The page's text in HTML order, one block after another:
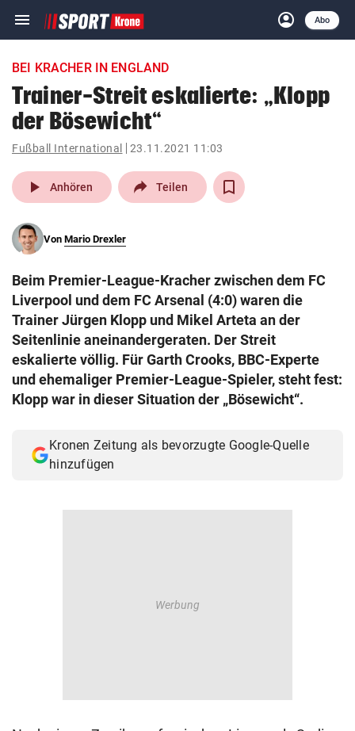
menu Navigation
ein-/ausklappen
account_circle
Anmelden
Abo
close Schließen
account_circle Anmelden
pin_drop
Wien arrow_right
search
eingeben
© Krone Multimedia GmbH & Co KG 2026
Muthgasse 2, 1190 Wien
BEI KRACHER IN ENGLAND
Trainer-Streit eskalierte: „Klopp
der Bösewicht“
Fußball International 23.11.2021 11:03
play_arrow Anhören Teilen
Von Mario Drexler
Beim Premier-League-Kracher zwischen dem FC
Liverpool und dem FC Arsenal (4:0) waren die
Trainer Jürgen Klopp und Mikel Arteta an der
Seitenlinie aneinandergeraten. Der Streit
eskalierte völlig. Für Garth Crooks, BBC-Experte
und ehemaliger Premier-League-Spieler, steht fest:
Klopp war in dieser Situation der „Bösewicht“.
Kronen Zeitung als bevorzugte Google-Quelle
hinzufügen